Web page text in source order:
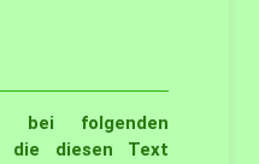
bei folgenden
die diesen Text